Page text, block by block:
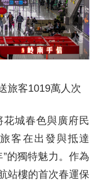
旅客1019萬人次
城春色與廣府民
客在出發與抵達
的獨特魅力。作為
站樓的首次春運保